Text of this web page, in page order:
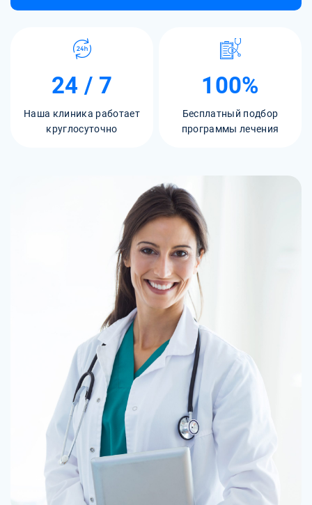
24 / 7
Наша клиника работает
круглосуточно
100%
Бесплатный подбор
программы лечения